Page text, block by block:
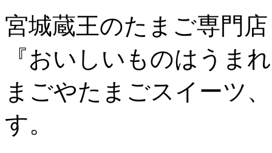
宮城蔵王のたまご専門
『おいしいものはうま
まごやたまごスイーツ
す。